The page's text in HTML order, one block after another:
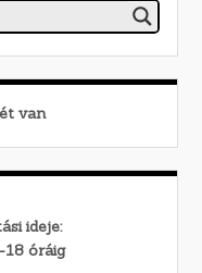
van
ideje:
óráig